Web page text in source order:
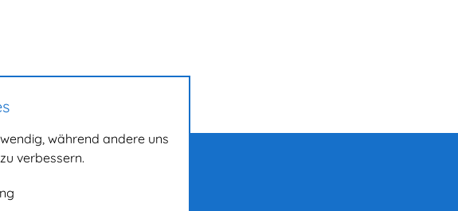
während andere uns
verbessern.